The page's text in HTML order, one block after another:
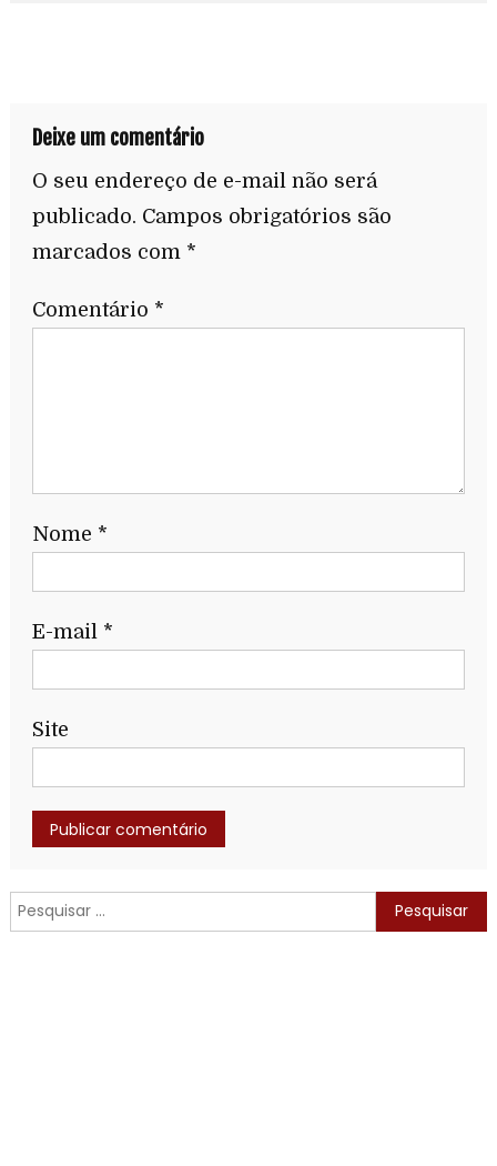
Deixe um comentário
O seu endereço de e-mail não será
publicado. Campos obrigatórios são
marcados com *
Comentário *
Nome *
E-mail *
Site